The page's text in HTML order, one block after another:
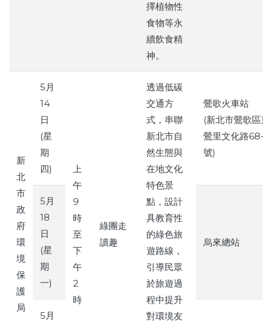
擇植物性
食物等永
續飲食精
神。
新
北
市
政
府
環
境
保
護
局
5月
14
日
(星
期
四)
上
午
9
時
至
下
午
2
時
綠團走
讀趣
透過低碳
交通方
式，串聯
新北市自
然生態與
在地文化
特色景
點，設計
具教育性
的綠色旅
遊路線，
引導民眾
於旅遊過
程中提升
對環境友
鶯歌火車站
(新北市鶯歌區東
鶯里文化路68-1
號)
5月
18
日
(星
期
一)
烏來總站
5月